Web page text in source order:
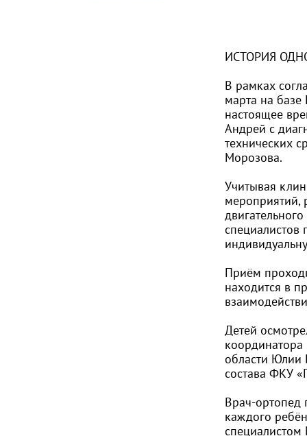
ИСТОРИЯ
В рамках
марта на базе
настоящее
Андрей с
технических
Морозова.
Учитывая
мероприятий,
специалистов
Приём
находится в
Детей
области Юлии
состава ФКУ
Врач-ортопед
каждого